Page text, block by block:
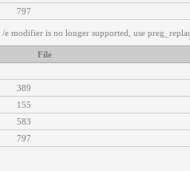
797
modifier is no longer supported, use
File
389
155
583
797